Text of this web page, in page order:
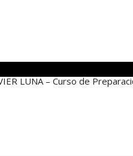
LUNA – Curso de